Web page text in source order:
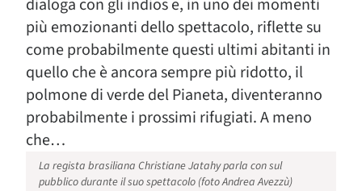
dialoga con gli indios e, in uno dei momenti
più emozionanti dello spettacolo, riflette su
come probabilmente questi ultimi abitanti in
quello che è ancora sempre più ridotto, il
polmone di verde del Pianeta, diventeranno
probabilmente i prossimi rifugiati. A meno
che…
La regista brasiliana Christiane Jatahy parla con sul
pubblico durante il suo spettacolo (foto Andrea Avezzù)